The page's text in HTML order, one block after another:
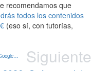
recomendamos que
todos los contenidos
(eso sí, con tutorías,
Curso de Google Ads Actualizado [2025] | Ecommaster.es Siguiente